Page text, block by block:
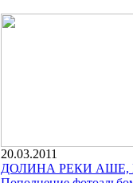
20.03.2011
ДОЛИНА РЕКИ